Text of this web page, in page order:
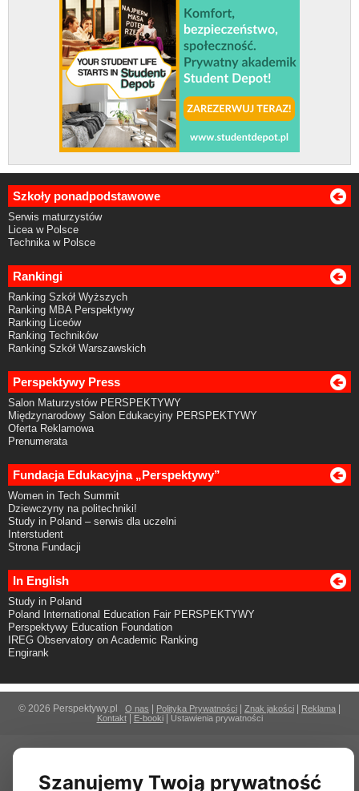
Szkoły ponadpodstawowe
Serwis maturzystów
Licea w Polsce
Technika w Polsce
Rankingi
Ranking Szkół Wyższych
Ranking MBA Perspektywy
Ranking Liceów
Ranking Techników
Ranking Szkół Warszawskich
Perspektywy Press
Salon Maturzystów PERSPEKTYWY
Międzynarodowy Salon Edukacyjny PERSPEKTYWY
Oferta Reklamowa
Prenumerata
Fundacja Edukacyjna „Perspektywy”
Women in Tech Summit
Dziewczyny na politechniki!
Study in Poland – serwis dla uczelni
Interstudent
Strona Fundacji
In English
Study in Poland
Poland International Education Fair PERSPEKTYWY
Perspektywy Education Foundation
IREG Observatory on Academic Ranking
Engirank
© 2026 Perspektywy.pl O nas Polityka Prywatności Znak jakości Reklama
Kontakt| E-booki| Ustawienia prywatności
Szanujemy Twoją prywatność